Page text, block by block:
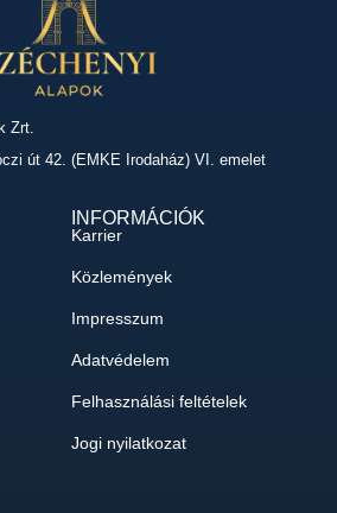
Zrt.
út 42. (EMKE Irodaház) VI. emelet
INFORMÁCIÓK
Karrier
Közlemények
Impresszum
Adatvédelem
Felhasználási feltételek
Jogi nyilatkozat